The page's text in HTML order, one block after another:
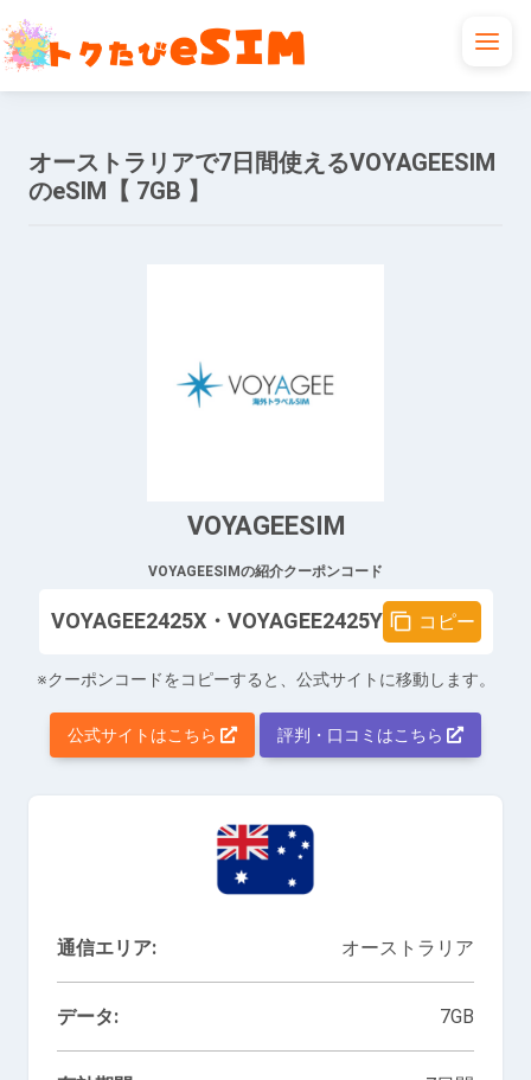
オーストラリアで7日間使えるVOYAGEESIM
のeSIM【 7GB 】
VOYAGEESIM
VOYAGEESIMの紹介クーポンコード
VOYAGEE2425X・VOYAGEE2425Y コピー
※クーポンコードをコピーすると、公式サイトに移動します。
公式サイトはこちら 評判・口コミはこちら
通信エリア: オーストラリア
データ: 7GB